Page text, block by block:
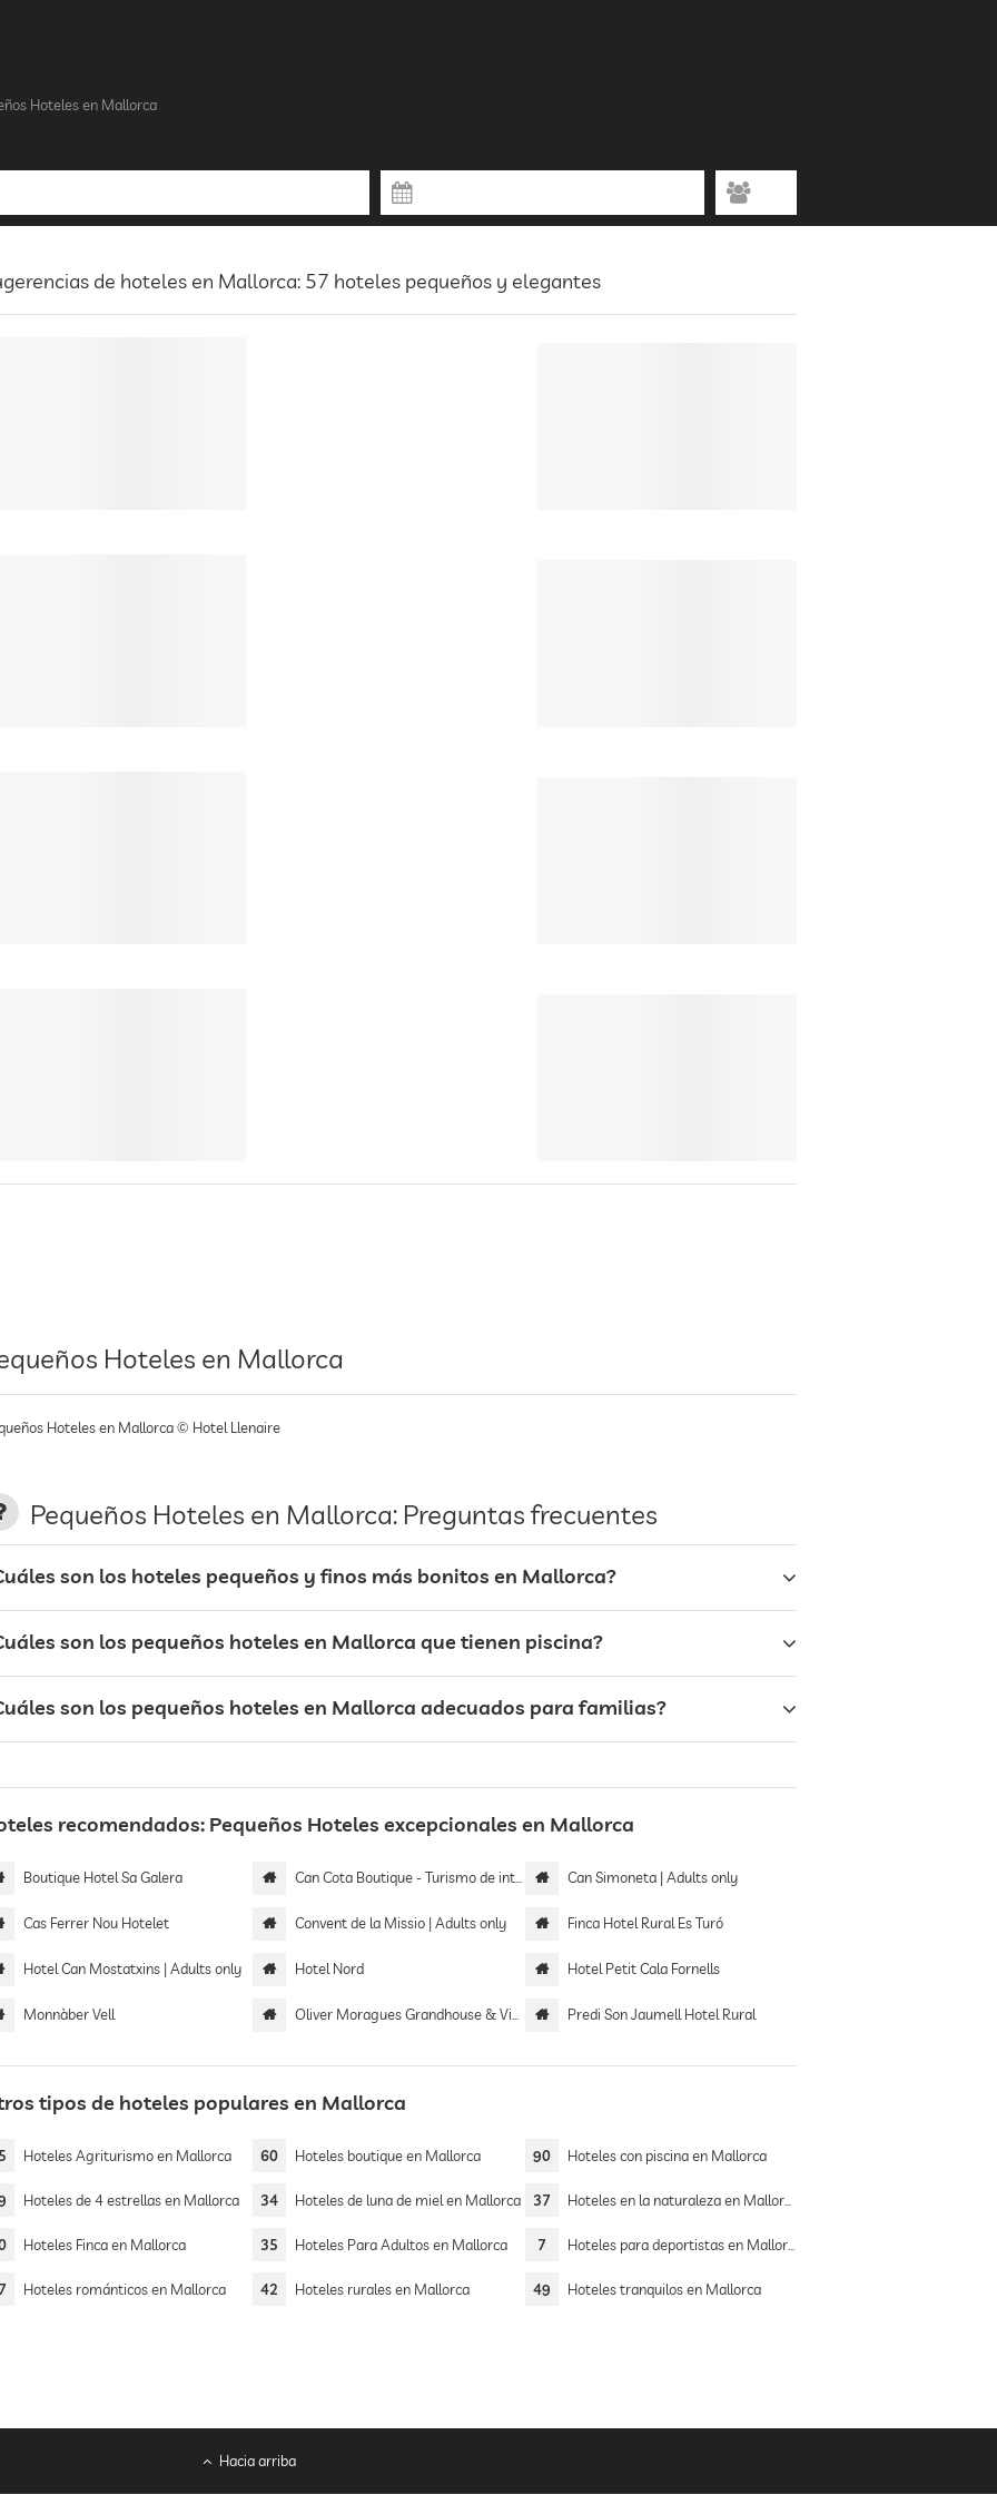
Hoteles en Mallorca
de hoteles en Mallorca: 57 hoteles pequeños y elegantes
Hoteles en Mallorca
Hoteles en Mallorca © Hotel Llenaire
Pequeños Hoteles en Mallorca: Preguntas frecuentes
son los hoteles pequeños y finos más bonitos en Mallorca?
son los pequeños hoteles en Mallorca que tienen piscina?
son los pequeños hoteles en Mallorca adecuados para familias?
recomendados: Pequeños Hoteles excepcionales en Mallorca
Boutique Hotel Sa Galera Can Cota Boutique - Turismo de interior Can Simoneta | Adults only
Cas Ferrer Nou Hotelet Convent de la Missio | Adults only Finca Hotel Rural Es Turó
Hotel Can Mostatxins | Adults only Hotel Nord Hotel Petit Cala Fornells
Monnàber Vell Oliver Moragues Grandhouse & Vineyard Predi Son Jaumell Hotel Rural
tipos de hoteles populares en Mallorca
Hoteles Agriturismo en Mallorca 60 Hoteles boutique en Mallorca 90 Hoteles con piscina en Mallorca
Hoteles de 4 estrellas en Mallorca 34 Hoteles de luna de miel en Mallorca 37 Hoteles en la naturaleza en Mallorca
Hoteles Finca en Mallorca 35 Hoteles Para Adultos en Mallorca 7 Hoteles para deportistas en Mallorca
Hoteles románticos en Mallorca 42 Hoteles rurales en Mallorca 49 Hoteles tranquilos en Mallorca
Hacia arriba